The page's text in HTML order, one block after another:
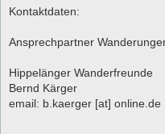
Kontaktdaten:
Ansprechpartner
Hippelänger Wanderfreunde
Bernd Kärger
email: b.kaerger [at] online.de